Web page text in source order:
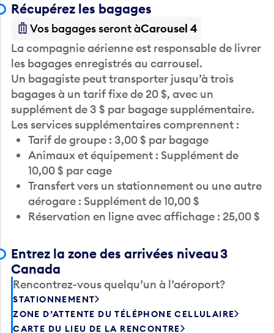
Récupérez les bagages
Vos bagages seront àCarousel 4
La compagnie aérienne est responsable de livrer
les bagages enregistrés au carrousel.
Un bagagiste peut transporter jusqu’à trois
bagages à un tarif fixe de 20 $, avec un
supplément de 3 $ par bagage supplémentaire.
Les services supplémentaires comprennent :
Tarif de groupe : 3,00 $ par bagage
Animaux et équipement : Supplément de
10,00 $ par cage
Transfert vers un stationnement ou une autre
aérogare : Supplément de 10,00 $
Réservation en ligne avec affichage : 25,00 $
Entrez la zone des arrivées niveau 3
Canada
Rencontrez-vous quelqu’un à l’aéroport?
STATIONNEMENT
ZONE D’ATTENTE DU TÉLÉPHONE CELLULAIRE
CARTE DU LIEU DE LA RENCONTRE